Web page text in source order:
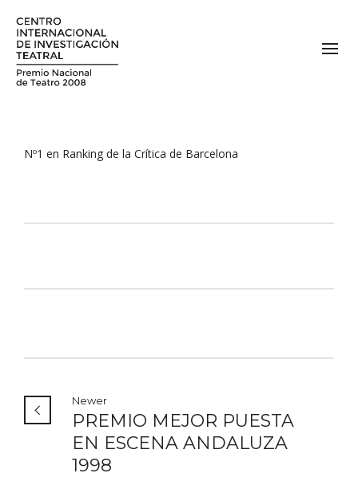
Nº1 en Ranking de la Crítica de Barcelona
Newer
PREMIO MEJOR PUESTA
EN ESCENA ANDALUZA
1998